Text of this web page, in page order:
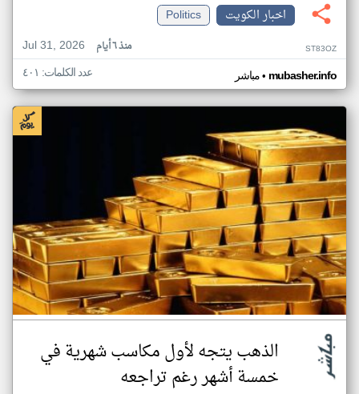
اخبار الكويت
Politics
Jul 31, 2026
منذ ٦ أيام ST83OZ
مباشر• mubasher.info عدد الكلمات: ٤٠١
الذهب يتجه لأول مكاسب شهرية في
خمسة أشهر رغم تراجعه